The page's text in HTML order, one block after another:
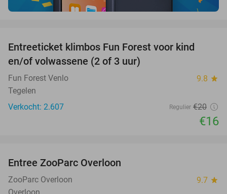
Entreeticket klimbos Fun Forest voor kind
en/of volwassene (2 of 3 uur)
Fun Forest Venlo 9.8 star
Tegelen
Verkocht: 2.607
Regulier €20
€16
Entree ZooParc Overloon
ZooParc Overloon 9.7 star